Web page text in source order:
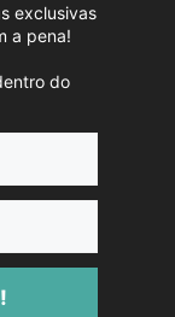
exclusivas
a pena!
do